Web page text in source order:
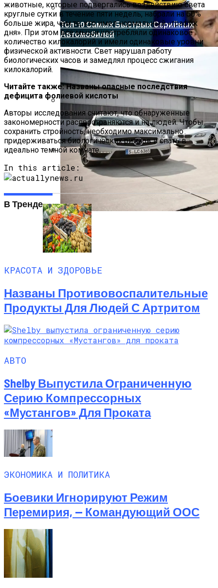
Врачи Рассказали, Кому Нельзя Пить
Минеральную Воду
Зеленский Летит На Встречу С
Эрдоганом И Варфоломеем
Топ-10 Самых Быстрых Серийных
Автомобилей
Названы Подержанные Автомобили
Из Европы, Которые Чаще Всего
Покупают Украинцы
животные, которые подвергались воздействию света
круглые сутки в течение пяти недель, набрали на 50%
больше жира, чем те, кто имел нормальный «график
дня». При этом все мыши употребляли одинаковое
количество килокалорий и имели одинаковые уровни
физической активности. Свет нарушал работу
биологических часов и замедлял процесс сжигания
килокалорий.
Читайте также: Названы опасные последствия
дефицита фолиевой кислоты
Авторы исследования считают, что обнаруженные
закономерности распространяются и на людей. Чтобы
сохранить стройность, необходимо максимально
придерживаться биологических ритмов и спать в
идеально темной комнате.
In this article:
В Тренде
КРАСОТА И ЗДОРОВЬЕ
Названы Противовоспалительные
Продукты Для Людей С Артритом
АВТО
Shelby Выпустила Ограниченную
Серию Компрессорных
«Мустангов» Для Проката
ЭКОНОМИКА И ПОЛИТИКА
Боевики Игнорируют Режим
Перемирия, — Командующий ООС